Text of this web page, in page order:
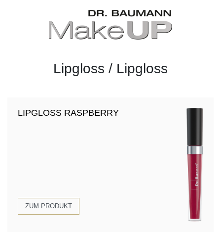
Lipgloss / Lipgloss
LIPGLOSS RASPBERRY
ZUM PRODUKT